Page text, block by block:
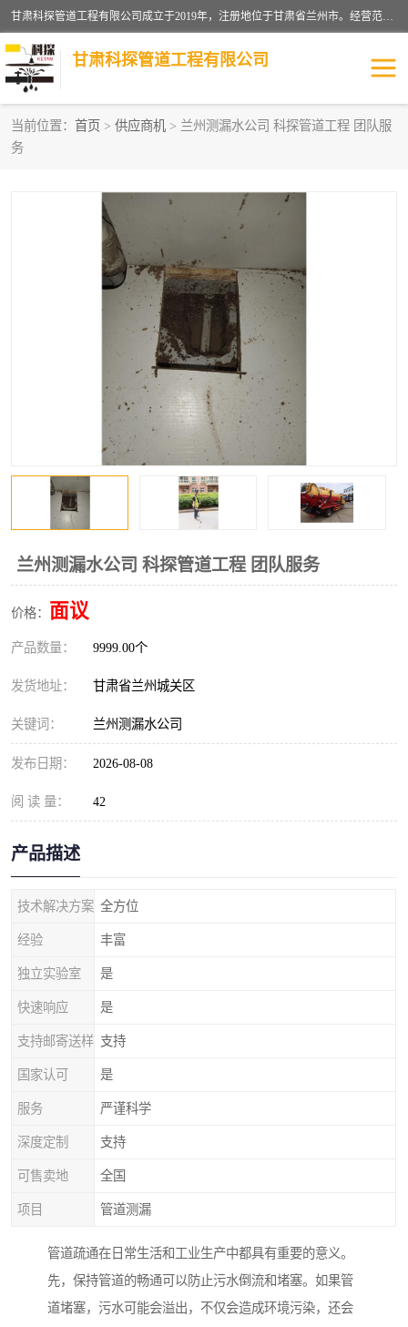
甘肃科探管道工程有限公司成立于2019年，注册地位于甘肃省兰州市。经营范围包括管道安装、清洗、疏通、维修、检测，防水工程，工程钻孔，化粪池清理，暖气安装，给排水管道安装维修，室内外管道如消防、供水、供热管道漏水检测定位，室内外防水堵漏等。
甘肃科探管道工程有限公司
当前位置： 首页 > 供应商机 > 兰州测漏水公司 科探管道工程 团队服
务
兰州测漏水公司 科探管道工程 团队服务
价格： 面议
产品数量： 9999.00个
发货地址： 甘肃省兰州城关区
关键词： 兰州测漏水公司
发布日期： 2026-08-08
阅 读 量： 42
产品描述
技术解决方案 全方位
经验 丰富
独立实验室 是
快速响应 是
支持邮寄送样 支持
国家认可 是
服务 严谨科学
深度定制 支持
可售卖地 全国
项目 管道测漏
管道疏通在日常生活和工业生产中都具有重要的意义。
先，保持管道的畅通可以防止污水倒流和堵塞。如果管
道堵塞，污水可能会溢出，不仅会造成环境污染，还会
漏水检查维修 消防管道漏水
供热管道漏水 排水管道漏水
自来水管漏水 管道疏通
高压车疏通清淤